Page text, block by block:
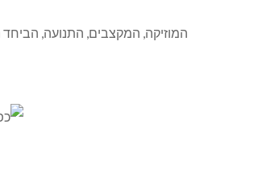
המוזיקה, המקצבים, התנועה,